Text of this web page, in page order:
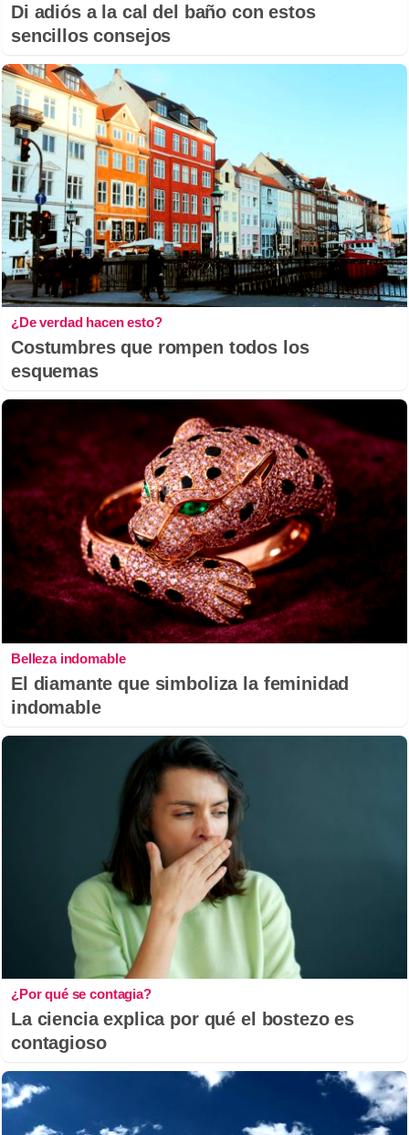
Di adiós a la cal del baño con estos
sencillos consejos
¿De verdad hacen esto?
Costumbres que rompen todos los
esquemas
Belleza indomable
El diamante que simboliza la feminidad
indomable
¿Por qué se contagia?
La ciencia explica por qué el bostezo es
contagioso